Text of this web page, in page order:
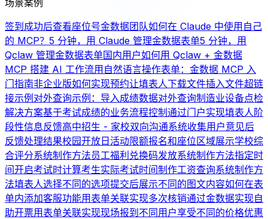
签到成功后查看座位号金数据团队如何在 Claude 中使用自己
的 MCP？ 5 分钟，用 Claude 管理金数据表单5 分钟，用
Qclaw 管理金数据表单国内用户如何用 Qclaw + 金数据
MCP 搭建 AI 工作流用自然语言操作表单：金数据 MCP 入
门指南非企业版如何实现预约让填表人下载文件插入文件超链
接示例对外查询示例：导入成绩数据对外查询制造业设备点检
解决方案基于考试成绩的业务流程控制通过门户实现填表人阶
段性信息反馈高中招生 - 家校双向沟通系统收集用户意见后
反馈处理结果校园开放日活动限额报名和座位区域展示学校综
合评分系统制作方法员工福利兑换码发放系统制作方法指定时
间开启考试时计算考生实际考试时间制作工资查询系统制作方
法填表人选择不同的选项提交后展示不同的图文内容如何在表
单内添加客服功能用表单关联实现多次核销通过金数据实现自
助开票用表单关联实现现场报到不同用户享受不同的价格优惠